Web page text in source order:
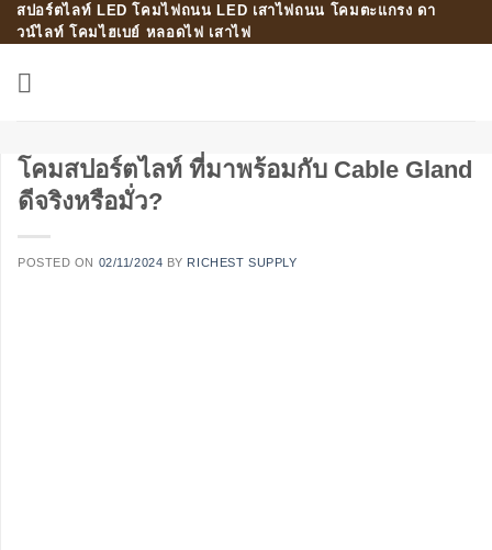
Skip
to
สปอร์ตไลท์ LED โคมไฟถนน LED เสาไฟถนน โคมตะแกรง ดา
วน์ไลท์ โคมไฮเบย์ หลอดไฟ เสาไฟ
โคมสปอร์ตไลท์ ที่มาพร้อมกับ Cable Gland
ดีจริงหรือมั่ว?
POSTED ON 02/11/2024 BY RICHEST SUPPLY